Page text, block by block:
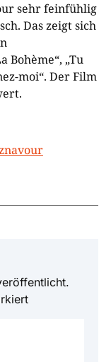
sehr feinfühlig
Das zeigt sich
„Tu
moi“. Der Film